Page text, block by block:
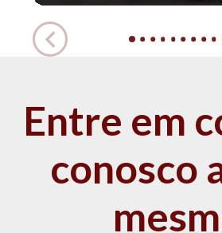
Entre em
conosco